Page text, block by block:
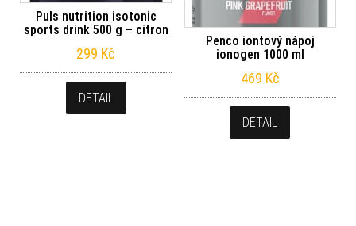
Puls nutrition isotonic
sports drink 500 g – citron
299 Kč
DETAIL
Penco iontový nápoj
ionogen 1000 ml
469 Kč
DETAIL